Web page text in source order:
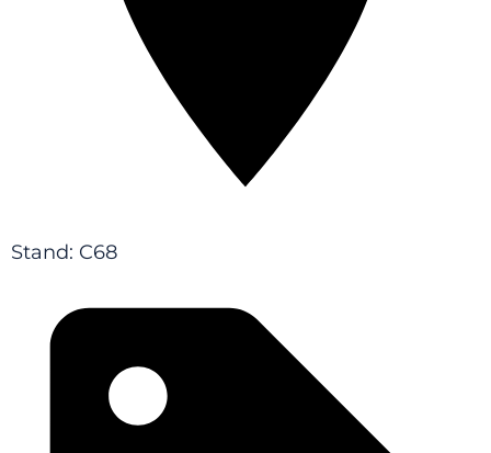
Stand: C68